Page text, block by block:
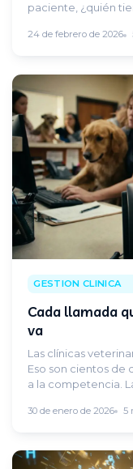
paciente, ¿quién
24 de febrero de 2026
GESTION CLINICA
Cada llamada
va
Las clínicas
Eso son cientos de
a la competencia.
30 de enero de 2026 5